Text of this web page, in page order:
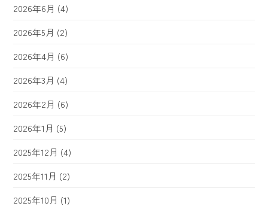
2026年6月 (4)
2026年5月 (2)
2026年4月 (6)
2026年3月 (4)
2026年2月 (6)
2026年1月 (5)
2025年12月 (4)
2025年11月 (2)
2025年10月 (1)